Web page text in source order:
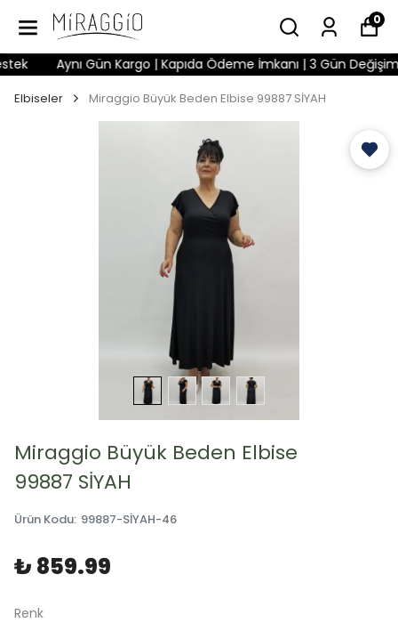
0
Aynı Gün Kargo | Kapıda Ödeme İmkanı | 3 Gün Değişim
Elbiseler Miraggio Büyük Beden Elbise 99887 SİYAH
Miraggio Büyük Beden Elbise
99887 SİYAH
Ürün Kodu: 99887-SİYAH-46
₺ 859.99
Renk